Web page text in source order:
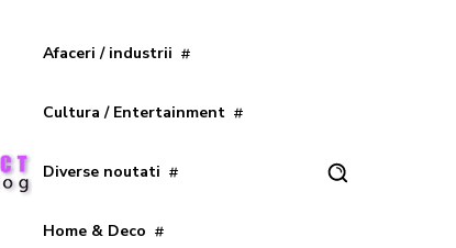
Afaceri / industrii
Cultura / Entertainment
Diverse noutati
Home & Deco